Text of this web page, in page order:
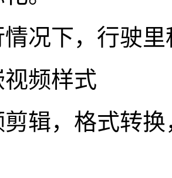
况下，行驶
频样式
辑，格式转